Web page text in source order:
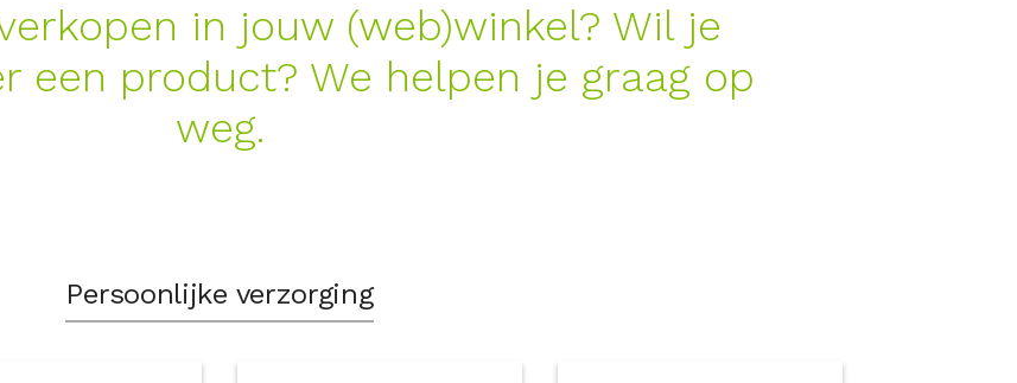
in jouw (web)winkel? Wil je
een product? We helpen je graag op
weg.
Persoonlijke verzorging